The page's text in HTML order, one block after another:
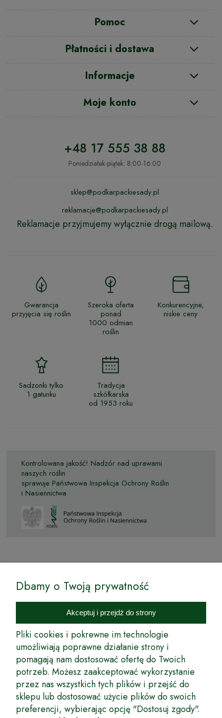
Pomoc
Płatności i dostawa
Informacje
Moje konto
+48 17 555 38 88
Poniedziałek-piątek: 8:00-16:00
sklep@podkarpackiesady.pl
reklamacje@podkarpackiesady.pl
Reklamacje przyjmujemy wyłącznie drogą mailową.
Gwarancja
przyjęcia się roślin
Szeroka oferta
ponad
1000 odmian
roślin
Konkurencyjne,
niskie ceny
Sadzonki tylko
1 gatunku
Tradycja
szkółkarska
od 1953 roku
Kontrolowana jakość! Nadzór nad uprawami
naszych roślin
sprawuje Państwowa Inspekcja Ochrony Roślin
i Nasiennictwa
Internetowy Sklep Ogrodniczy Podkarpackie Sady to inicjatywa
podkarpackich szkółkarzy, której zamierzeniem jest wprowadzenie na
rynek wysokiej jakości drzewek owocowych, drzewek ozdobnych oraz
innych produktów pozwalających na uprawianie zarówno małych, jak
i dużych sadów oraz ogrodów.
Wspólnie stworzyliśmy dla Państwa kompleksową ofertę - wspaniałe
produkty, dary ziemi ze szkółek drzewek ozdobnych i owocowych,
których tradycje sięgają roku 1953. Drzewka produkowane są
z najwyższą starannością przez trzecie pokolenie plantatorów.
Długoletnie Doświadczenie sprawiło, że wszystkie drzewka cechuje
duża odporność na zmienne warunki atmosferyczne naszego klimatu
Dbamy o Twoją prywatność
Akceptuj i przejdź do strony
Pliki cookies i pokrewne im technologie
umożliwiają poprawne działanie strony i
pomagają nam dostosować ofertę do Twoich
potrzeb. Możesz zaakceptować wykorzystanie
przez nas wszystkich tych plików i przejść do
sklepu lub dostosować użycie plików do swoich
preferencji, wybierając opcję "Dostosuj zgody".